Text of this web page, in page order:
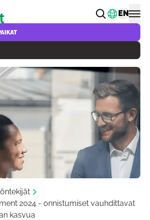
Vaihda
EN
2024 - onnistumiset vauhdittavat
kasvua